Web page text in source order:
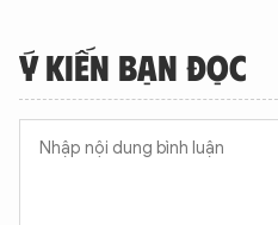
Ý KIẾN BẠN ĐỌC